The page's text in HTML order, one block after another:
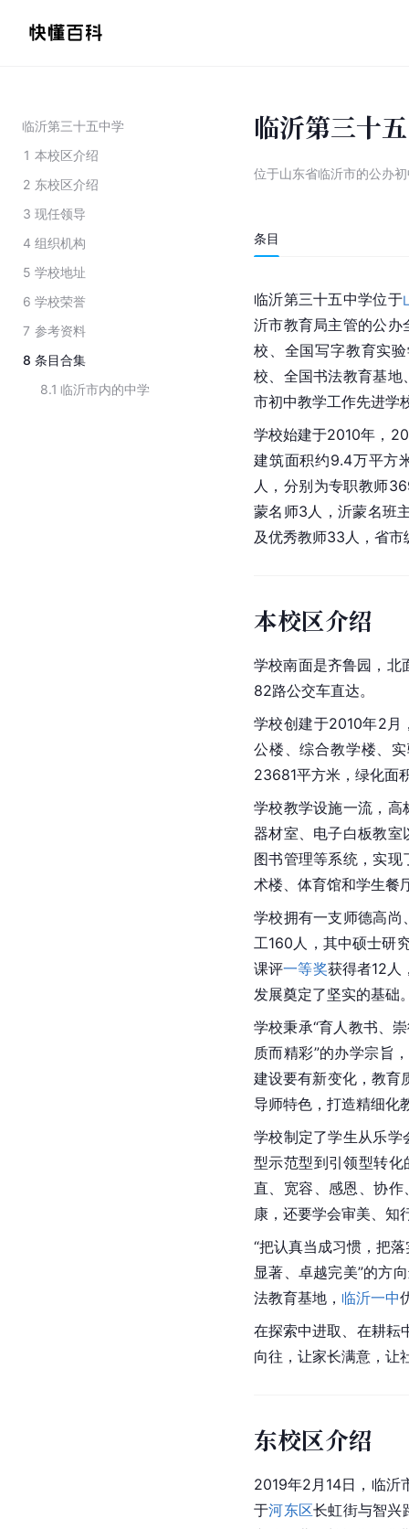
临沂第三十五中学
1 本校区介绍
2 东校区介绍
3 现任领导
4 组织机构
5 学校地址
6 学校荣誉
7 参考资料
8 条目合集
8.1 临沂市内的中学
临沂第三十
位于山东省临沂市的公办
条目
临沂第三十五中学位于
沂市教育局主管的公办
校、全国写字教育实
校、全国书法教育基地
市初中教学工作先进学
学校始建于2010年，
建筑面积约9.4万平方
人，分别为专职教师
蒙名师3人，沂蒙名班
及优秀教师33人，省
本校区介绍
学校南面是齐鲁园，北
82路公交车直达。
学校创建于2010年2月
公楼、综合教学楼、
23681平方米，绿化面
学校教学设施一流，高
器材室、电子白板教室
图书管理等系统，实
术楼、体育馆和学生餐
学校拥有一支师德高尚
工160人，其中硕士研
课评一等奖获得者12人
发展奠定了坚实的基础
学校秉承“育人教书、
质而精彩”的办学宗旨
建设要有新变化，教育
导师特色，打造精细化
学校制定了学生从乐学
型示范型到引领型转化
直、宽容、感恩、协作
康，还要学会审美、知
“把认真当成习惯，把
显著、卓越完美”的方
法教育基地， 临沂一中
在探索中进取、在耕耘
向往，让家长满意，让
东校区介绍
2019年2月14日，临沂
于河东区长虹街与智兴